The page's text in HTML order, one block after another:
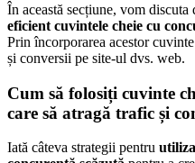
În această secțiune, vom discuta
eficient cuvintele cheie cu
Prin încorporarea acestor
și conversii pe site-ul dvs. web.
Cum să folosiți cuvinte
care să atragă trafic și
Iată câteva strategii pentru